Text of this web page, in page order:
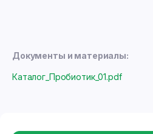
Документы и материалы:
Каталог_Пробиотик_01.pdf